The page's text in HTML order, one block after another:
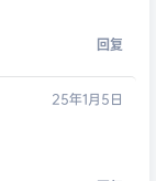
回复
25年1月5日